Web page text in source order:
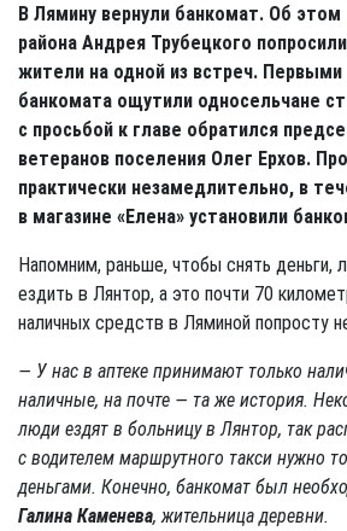
В Лямину вернули банкомат. Об этом
района Андрея Трубецкого
жители на одной из встреч. Первыми
банкомата ощутили односельчане
с просьбой к главе обратился
ветеранов поселения Олег Ерхов.
практически незамедлительно, в
в магазине «Елена» установили
Напомним, раньше, чтобы снять деньги,
ездить в Лянтор, а это почти 70
наличных средств в Ляминой попросту
— У нас в аптеке принимают только
наличные, на почте — та же история.
люди ездят в больницу в Лянтор, так
с водителем маршрутного такси нужно
деньгами. Конечно, банкомат был
Галина Каменева, жительница деревни.